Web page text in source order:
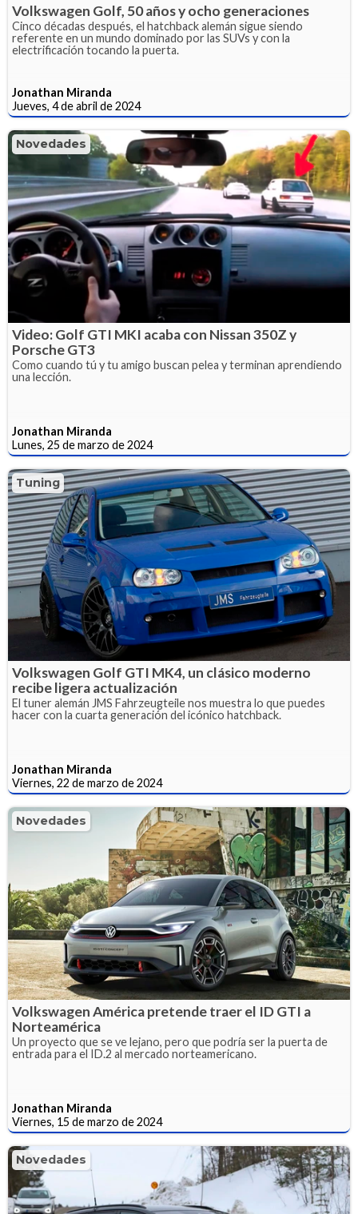
Volkswagen Golf, 50 años y ocho generaciones
Cinco décadas después, el hatchback alemán sigue siendo
referente en un mundo dominado por las SUVs y con la
electrificación tocando la puerta.
Jonathan Miranda
Jueves, 4 de abril de 2024
Novedades
Video: Golf GTI MKI acaba con Nissan 350Z y
Porsche GT3
Como cuando tú y tu amigo buscan pelea y terminan aprendiendo
una lección.
Jonathan Miranda
Lunes, 25 de marzo de 2024
Tuning
Volkswagen Golf GTI MK4, un clásico moderno
recibe ligera actualización
El tuner alemán JMS Fahrzeugteile nos muestra lo que puedes
hacer con la cuarta generación del icónico hatchback.
Jonathan Miranda
Viernes, 22 de marzo de 2024
Novedades
Volkswagen América pretende traer el ID GTI a
Norteamérica
Un proyecto que se ve lejano, pero que podría ser la puerta de
entrada para el ID.2 al mercado norteamericano.
Jonathan Miranda
Viernes, 15 de marzo de 2024
Novedades